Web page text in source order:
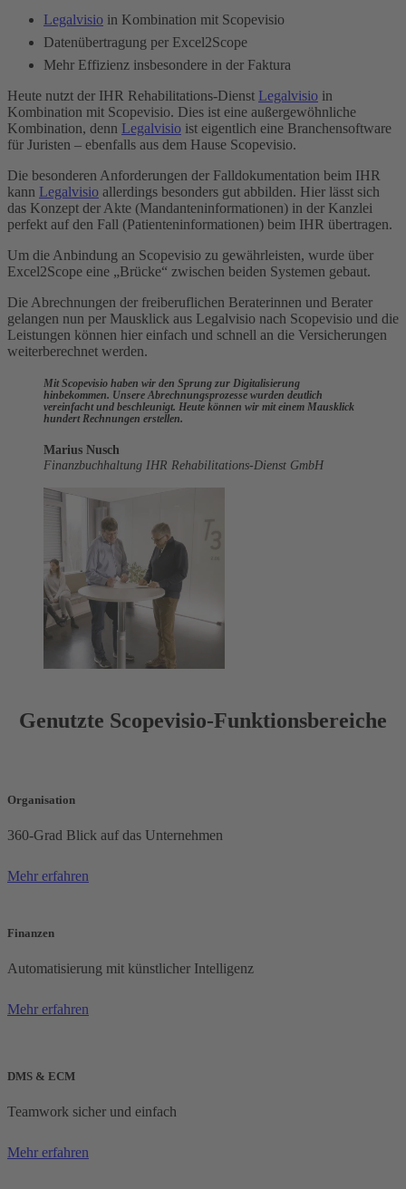
Legalvisio in Kombination mit Scopevisio
Datenübertragung per Excel2Scope
Mehr Effizienz insbesondere in der Faktura
Heute nutzt der IHR Rehabilitations-Dienst Legalvisio in
Kombination mit Scopevisio. Dies ist eine außergewöhnliche
Kombination, denn Legalvisio ist eigentlich eine Branchensoftware
für Juristen – ebenfalls aus dem Hause Scopevisio.
Die besonderen Anforderungen der Falldokumentation beim IHR
kann Legalvisio allerdings besonders gut abbilden. Hier lässt sich
das Konzept der Akte (Mandanteninformationen) in der Kanzlei
perfekt auf den Fall (Patienteninformationen) beim IHR übertragen.
Um die Anbindung an Scopevisio zu gewährleisten, wurde über
Excel2Scope eine „Brücke“ zwischen beiden Systemen gebaut.
Die Abrechnungen der freiberuflichen Beraterinnen und Berater
gelangen nun per Mausklick aus Legalvisio nach Scopevisio und die
Leistungen können hier einfach und schnell an die Versicherungen
weiterberechnet werden.
Mit Scopevisio haben wir den Sprung zur Digitalisierung
hinbekommen. Unsere Abrechnungsprozesse wurden deutlich
vereinfacht und beschleunigt. Heute können wir mit einem Mausklick
hundert Rechnungen erstellen.
Marius Nusch
Finanzbuchhaltung IHR Rehabilitations-Dienst GmbH
Genutzte Scopevisio-Funktionsbereiche
Organisation
360-Grad Blick auf das Unternehmen
Mehr erfahren
Finanzen
Automatisierung mit künstlicher Intelligenz
Mehr erfahren
DMS & ECM
Teamwork sicher und einfach
Mehr erfahren